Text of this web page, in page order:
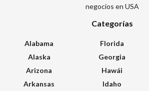
negocios en USA
Categorías
Alabama
Alaska
Arizona
Arkansas
Florida
Georgia
Hawái
Idaho